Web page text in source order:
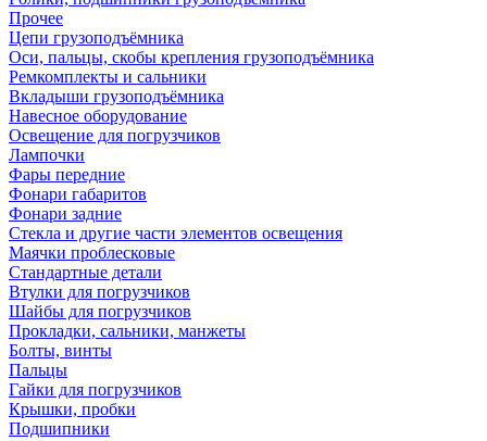
Прочее
Цепи грузоподъёмника
Оси, пальцы, скобы крепления грузоподъёмника
Ремкомплекты и сальники
Вкладыши грузоподъёмника
Навесное оборудование
Освещение для погрузчиков
Лампочки
Фары передние
Фонари габаритов
Фонари задние
Стекла и другие части элементов освещения
Маячки проблесковые
Стандартные детали
Втулки для погрузчиков
Шайбы для погрузчиков
Прокладки, сальники, манжеты
Болты, винты
Пальцы
Гайки для погрузчиков
Крышки, пробки
Подшипники